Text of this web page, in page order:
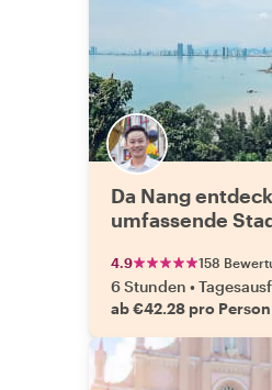
Da Nang
umfassende
4.9 158
6 Stunden •
ab €42.28 pro Person